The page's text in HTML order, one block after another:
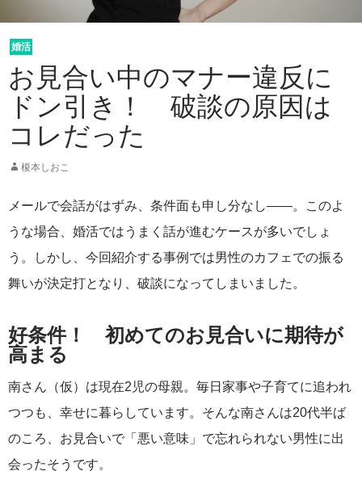
婚活
お見合い中のマナー違反に
ドン引き！ 破談の原因は
コレだった
榎本しおこ
メールで会話がはずみ、条件面も申し分なし――。このよ
うな場合、婚活ではうまく話が進むケースが多いでしょ
う。しかし、今回紹介する事例では男性のカフェでの振る
舞いが決定打となり、破談になってしまいました。
好条件！ 初めてのお見合いに期待が
高まる
南さん（仮）は現在2児の母親。毎日家事や子育てに追われ
つつも、幸せに暮らしています。そんな南さんは20代半ば
のころ、お見合いで「悪い意味」で忘れられない男性に出
会ったそうです。